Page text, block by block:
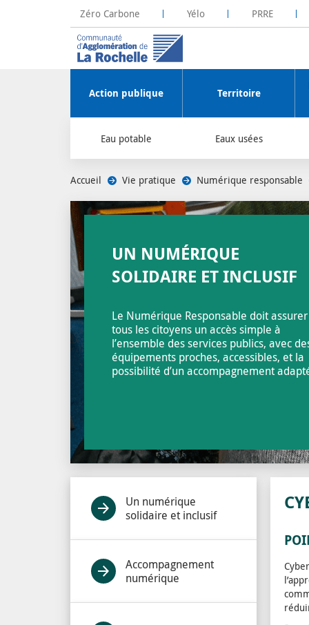
Zéro Carbone
La Rochelle Territoire Zéro Carbone
Yélo PRRE
Plateforme
Action publique Territoire
Eau potable Eaux usées
Accueil Vie pratique Numérique responsable
UN NUMÉRIQUE
SOLIDAIRE ET INCLUSIF
Le Numérique Responsable doit
tous les citoyens un accès simple à
l’ensemble des services publics, avec
équipements proches, accessibles, et la
possibilité d’un accompagnement
Un numérique
solidaire et inclusif
Accompagnement
numérique